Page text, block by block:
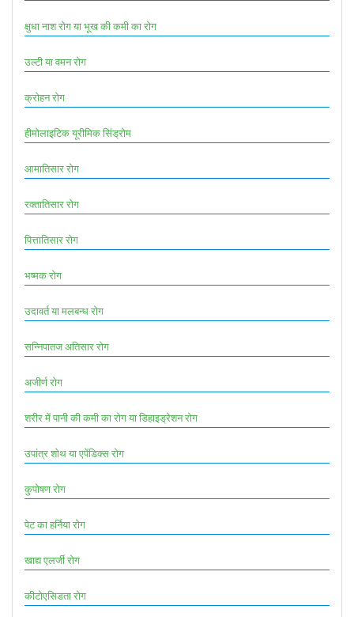
क्षुधा नाश रोग या भूख की कमी का रोग
उल्टी या वमन रोग
क्रोहन रोग
हीमोलाइटिक यूरीमिक सिंड्रोम
आमातिसार रोग
रक्तातिसार रोग
पित्तातिसार रोग
भष्मक रोग
उदावर्त या मलबन्ध रोग
सन्निपातज अतिसार रोग
अजीर्ण रोग
शरीर में पानी की कमी का रोग या डिहाइड्रेशन रोग
उपांत्र शोथ या एपेंडिक्स रोग
कुपोषण रोग
पेट का हर्निया रोग
खाद्य एलर्जी रोग
कीटोएसिडता रोग